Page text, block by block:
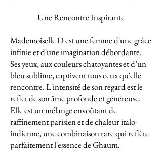
Une Rencontre Inspirante
Mademoiselle D est une femme d'une grâce
infinie et d'une imagination débordante.
Ses yeux, aux couleurs chatoyantes et d’un
bleu sublime, captivent tous ceux qu'elle
rencontre. L'intensité de son regard est le
reflet de son âme profonde et généreuse.
Elle est un mélange envoûtant de
raffinement parisien et de chaleur italo-
indienne, une combinaison rare qui reflète
parfaitement l'essence de Ghaum.